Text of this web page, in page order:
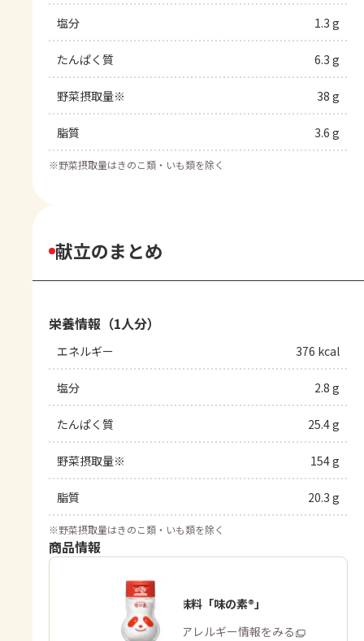
塩分 1.3 g
たんぱく質 6.3 g
野菜摂取量※ 38 g
脂質 3.6 g
※野菜摂取量はきのこ類・いも類を除く
献立のまとめ
栄養情報（1人分）
エネルギー 376 kcal
塩分 2.8 g
たんぱく質 25.4 g
野菜摂取量※ 154 g
脂質 20.3 g
※野菜摂取量はきのこ類・いも類を除く
商品情報
うま味調味料「味の素®」
商品・アレルギー情報をみる